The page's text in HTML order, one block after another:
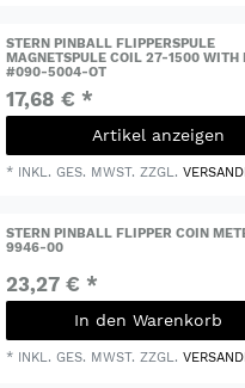
STERN PINBALL FLIPPERSPULE
MAGNETSPULE COIL 27-1500 WITH
#090-5004-OT
17,68 € *
Artikel anzeigen
* INKL. GES. MWST. ZZGL.
STERN PINBALL FLIPPER COIN
9946-00
23,27 € *
In den Warenkorb
* INKL. GES. MWST. ZZGL.